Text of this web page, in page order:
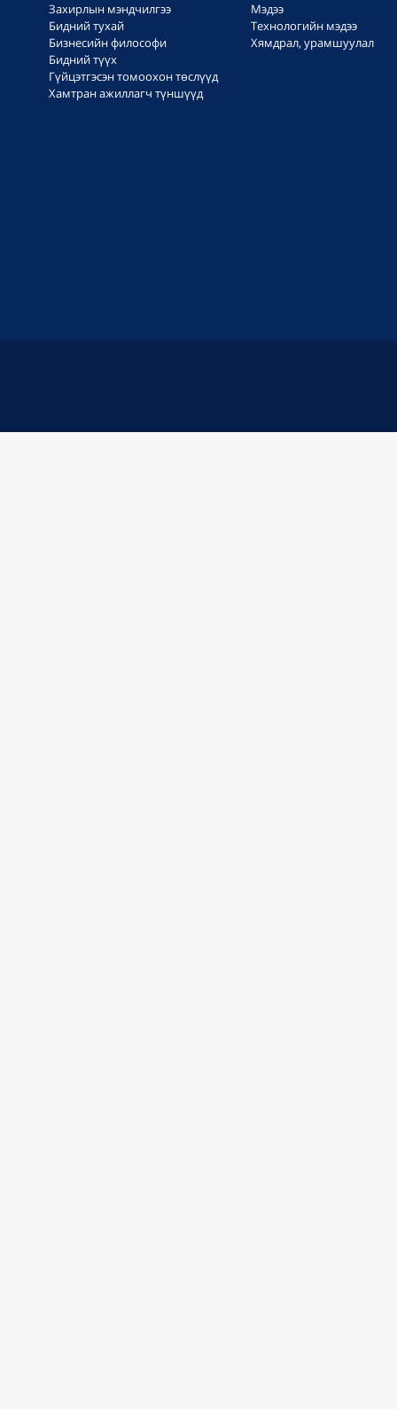
Захирлын мэндчилгээ
Бидний тухай
Бизнесийн философи
Бидний түүх
Гүйцэтгэсэн томоохон төслүүд
Хамтран ажиллагч түншүүд
Мэдээ
Технологийн мэдээ
Хямдрал, урамшуулал